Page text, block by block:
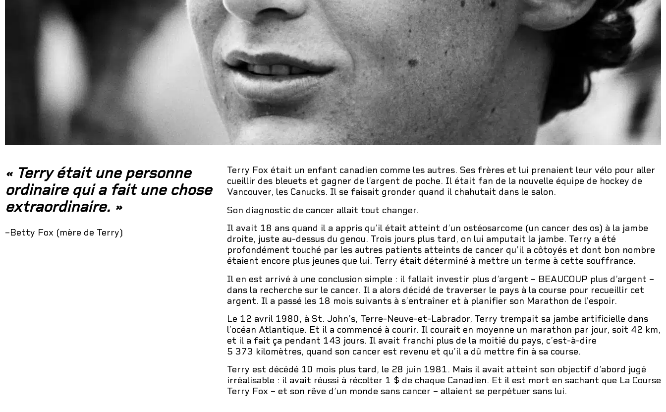
« Terry était une personne
ordinaire qui a fait une chose
extraordinaire. »
–Betty Fox (mère de Terry)
Terry Fox était un enfant canadien comme les autres. Ses frères et lui prenaient leur vélo pour aller
cueillir des bleuets et gagner de l’argent de poche. Il était fan de la nouvelle équipe de hockey de
Vancouver, les Canucks. Il se faisait gronder quand il chahutait dans le salon.
Son diagnostic de cancer allait tout changer.
Il avait 18 ans quand il a appris qu’il était atteint d’un ostéosarcome (un cancer des os) à la jambe
droite, juste au-dessus du genou. Trois jours plus tard, on lui amputait la jambe. Terry a été
profondément touché par les autres patients atteints de cancer qu’il a côtoyés et dont bon nombre
étaient encore plus jeunes que lui. Terry était déterminé à mettre un terme à cette souffrance.
Il en est arrivé à une conclusion simple : il fallait investir plus d’argent – BEAUCOUP plus d’argent –
dans la recherche sur le cancer. Il a alors décidé de traverser le pays à la course pour recueillir cet
argent. Il a passé les 18 mois suivants à s’entraîner et à planifier son Marathon de l’espoir.
Le 12 avril 1980, à St. John’s, Terre-Neuve-et-Labrador, Terry trempait sa jambe artificielle dans
l’océan Atlantique. Et il a commencé à courir. Il courait en moyenne un marathon par jour, soit 42 km,
et il a fait ça pendant 143 jours. Il avait franchi plus de la moitié du pays, c’est-à-dire
5 373 kilomètres, quand son cancer est revenu et qu’il a dû mettre fin à sa course.
Terry est décédé 10 mois plus tard, le 28 juin 1981. Mais il avait atteint son objectif d’abord jugé
irréalisable : il avait réussi à récolter 1 $ de chaque Canadien. Et il est mort en sachant que La Course
Terry Fox – et son rêve d’un monde sans cancer – allaient se perpétuer sans lui.